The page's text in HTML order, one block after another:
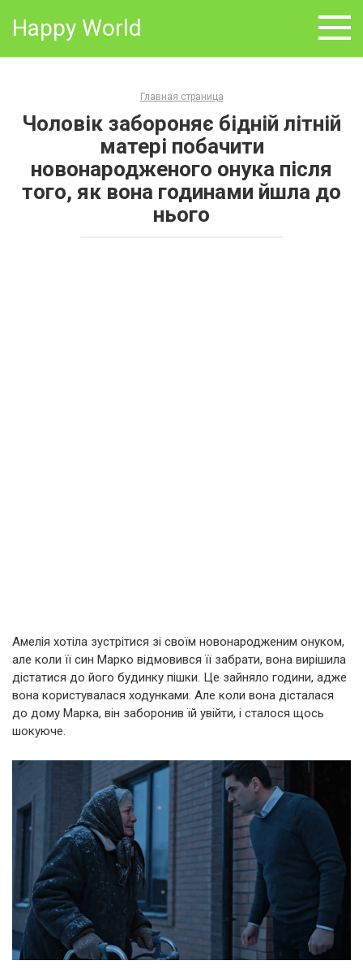
Happy World
Главная страница
Чоловік забороняє бідній літній
матері побачити
новонародженого онука після
того, як вона годинами йшла до
нього
Амелія хотіла зустрітися зі своїм новонародженим онуком,
але коли її син Марко відмовився її забрати, вона вирішила
дістатися до його будинку пішки. Це зайняло години, адже
вона користувалася ходунками. Але коли вона дісталася
до дому Марка, він заборонив їй увійти, і сталося щось
шокуюче.